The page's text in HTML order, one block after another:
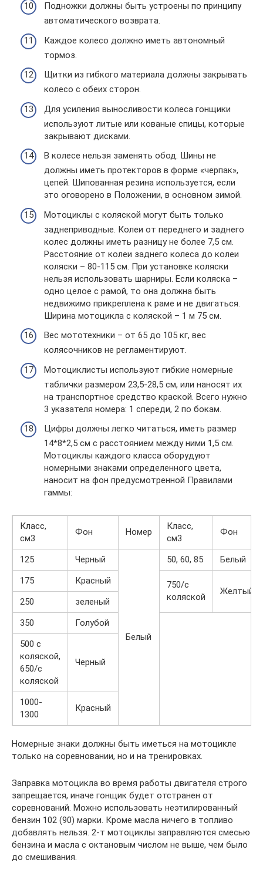
Подножки должны быть устроены по принципу
автоматического возврата.
Каждое колесо должно иметь автономный
тормоз.
Щитки из гибкого материала должны закрывать
колесо с обеих сторон.
Для усиления выносливости колеса гонщики
используют литые или кованые спицы, которые
закрывают дисками.
В колесе нельзя заменять обод. Шины не
должны иметь протекторов в форме «черпак»,
цепей. Шипованная резина используется, если
это оговорено в Положении, в основном зимой.
Мотоциклы с коляской могут быть только
заднеприводные. Колеи от переднего и заднего
колес должны иметь разницу не более 7,5 см.
Расстояние от колеи заднего колеса до колеи
коляски – 80-115 см. При установке коляски
нельзя использовать шарниры. Если коляска –
одно целое с рамой, то она должна быть
недвижимо прикреплена к раме и не двигаться.
Ширина мотоцикла с коляской – 1 м 75 см.
Вес мототехники – от 65 до 105 кг, вес
колясочников не регламентируют.
Мотоциклисты используют гибкие номерные
таблички размером 23,5-28,5 см, или наносят их
на транспортное средство краской. Всего нужно
3 указателя номера: 1 спереди, 2 по бокам.
Цифры должны легко читаться, иметь размер
14*8*2,5 см с расстоянием между ними 1,5 см.
Мотоциклы каждого класса оборудуют
номерными знаками определенного цвета,
наносит на фон предусмотренной Правилами
гаммы:
Класс,
см3
Фон Номер
Класс,
см3
Фон
125 Черный
Белый
50, 60, 85
Белый
175
Красный
750/с
коляской
Желтый
250
зеленый
350
Голубой
500 с
коляской,
650/с
коляской
Черный
1000-
1300
Красный
Номерные знаки должны быть иметься на мотоцикле
только на соревновании, но и на тренировках.
Заправка мотоцикла во время работы двигателя строго
запрещается, иначе гонщик будет отстранен от
соревнований. Можно использовать неэтилированный
бензин 102 (90) марки. Кроме масла ничего в топливо
добавлять нельзя. 2-т мотоциклы заправляются смесью
бензина и масла с октановым числом не выше, чем было
до смешивания.